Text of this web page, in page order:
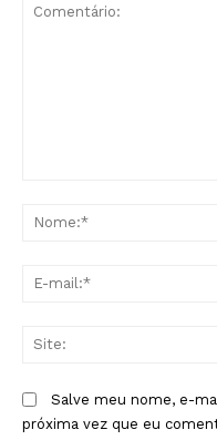
Salve meu nome, e-
próxima vez que eu